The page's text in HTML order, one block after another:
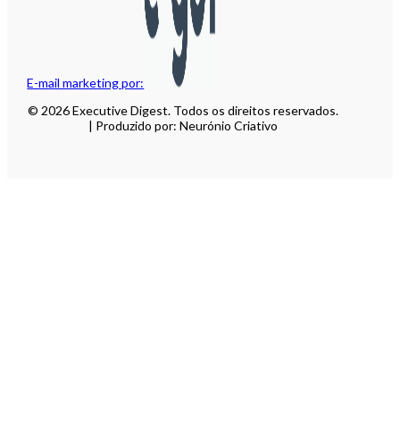
E-mail marketing por:
© 2026 Executive Digest. Todos os direitos reservados.
| Produzido por: Neurónio Criativo